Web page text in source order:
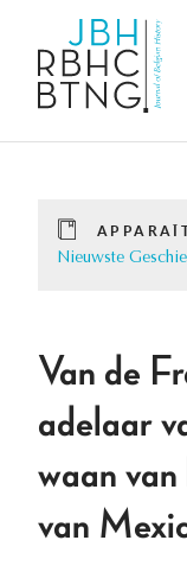
Nieuwste
Van de
adelaar
waan
van